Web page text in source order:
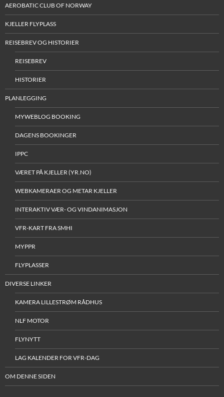
AEROBATIC CLUB OF NORWAY
KJELLER FLYPLASS
REISEBREV OG HISTORIER
REISEBREV
HISTORIER
PLANLEGGING
MYWEBLOG BOOKING
DAGENS BOOKINGER
IPPC
VÆRET PÅ KJELLER (YR.NO)
WEBKAMERAER OG METAR KJELLER
INTERAKTIV VÆR- OG VINDANIMASJON
VFR-KART FRA SMHI
MYPPR
FLYPLASSER
DIVERSE LINKER
KAMERA LILLESTRØM RÅDHUS
NLF MOTOR
FLYNYTT
LAG KALENDER FOR VFR-DAG
OM DENNE SIDEN